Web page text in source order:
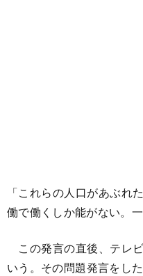
「これらの人口があぶれ
働で働くしか能がない。
この発言の直後、テレ
いう。その問題発言をし